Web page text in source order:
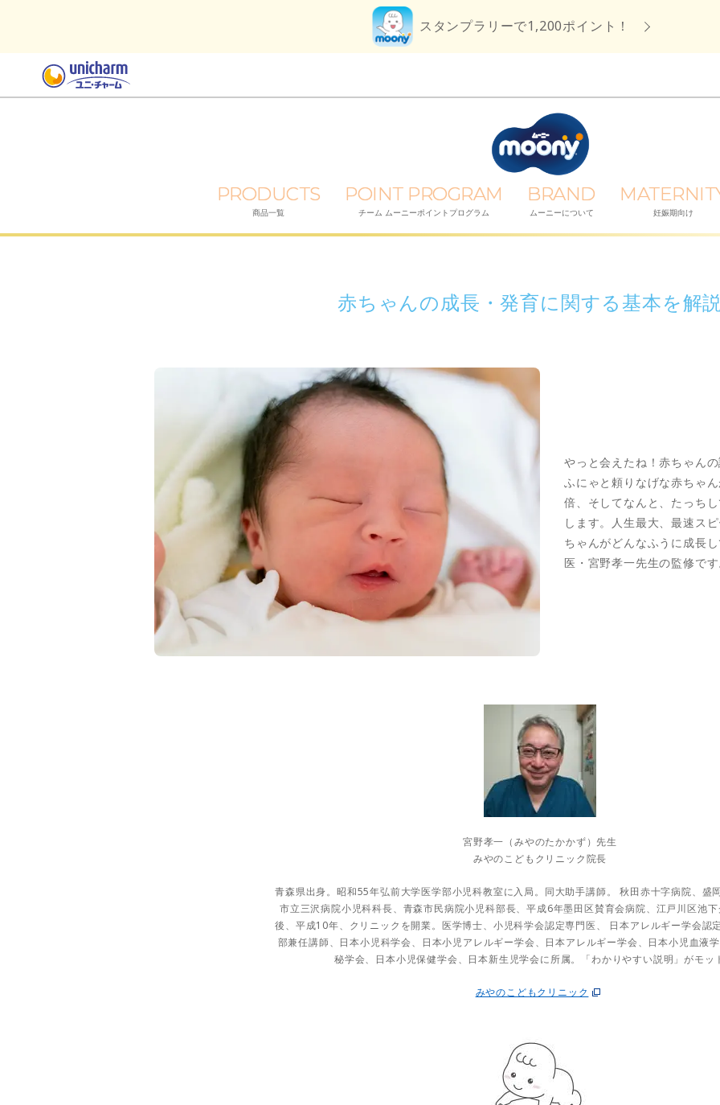
スタンプラリーで1,200ポイント！
PRODUCTS
商品一覧
POINT PROGRAM
チーム ムーニーポイントプログラム
BRAND
ムーニーについて 妊娠期向け
赤ちゃんの成長・発育に関する基本を解
やっと会えたね！赤ちゃん
ふにゃと頼りなげな赤ちゃ
倍、そしてなんと、たっち
します。人生最大、最速ス
ちゃんがどんなふうに成長
医・宮野孝一先生の監修で
宮野孝一（みやのたかかず）先生
みやのこどもクリニック院長
青森県出身。昭和55年弘前大学医学部小児科教室に入局。同大助手講師。 秋田赤十字病院、盛
市立三沢病院小児科科長、青森市民病院小児科部長、平成6年墨田区賛育会病院、江戸川区池
後、平成10年、クリニックを開業。医学博士、小児科学会認定専門医、 日本アレルギー学会認
部兼任講師、日本小児科学会、日本小児アレルギー学会、日本アレルギー学会、日本小児血液
秘学会、日本小児保健学会、日本新生児学会に所属。「わかりやすい説明」がモッ
みやのこどもクリニック